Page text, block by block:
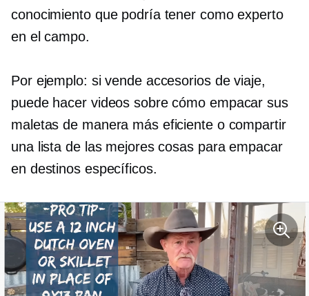
conocimiento que podría tener como experto
en el campo.
Por ejemplo: si vende accesorios de viaje,
puede hacer videos sobre cómo empacar sus
maletas de manera más eficiente o compartir
una lista de las mejores cosas para empacar
en destinos específicos.